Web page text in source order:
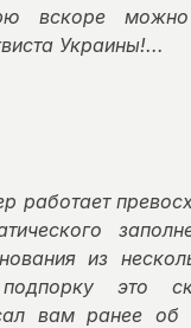
вскоре
Украины!...
работает
из
это
вам ранее